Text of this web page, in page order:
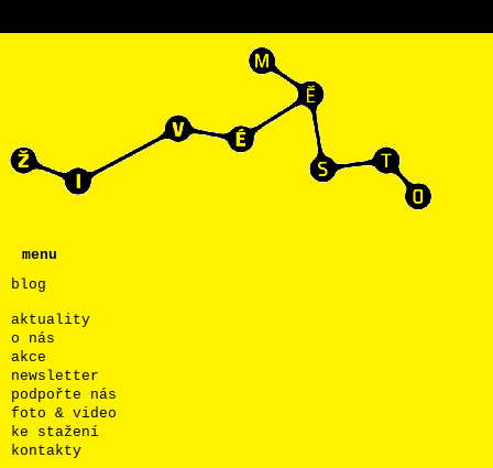
menu
blog
aktuality
o nás
akce
newsletter
podpořte nás
foto & video
ke stažení
kontakty